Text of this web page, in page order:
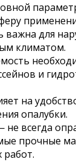
важна для
климатом.
и
на
опалубки.
всегда
прочные
работ.